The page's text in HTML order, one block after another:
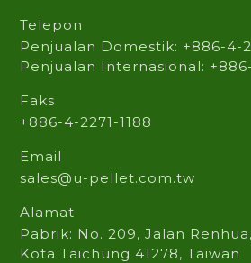
Telepon
Penjualan Domestik: +886-4-
Penjualan Internasional:
Faks
+886-4-2271-1188
Email
sales@u-pellet.com.tw
Alamat
Pabrik: No. 209, Jalan
Kota Taichung 41278, Taiwan